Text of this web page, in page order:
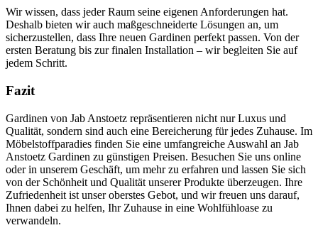
Wir wissen, dass jeder Raum seine eigenen Anforderungen hat.
Deshalb bieten wir auch maßgeschneiderte Lösungen an, um
sicherzustellen, dass Ihre neuen Gardinen perfekt passen. Von der
ersten Beratung bis zur finalen Installation – wir begleiten Sie auf
jedem Schritt.
Fazit
Gardinen von Jab Anstoetz repräsentieren nicht nur Luxus und
Qualität, sondern sind auch eine Bereicherung für jedes Zuhause. Im
Möbelstoffparadies finden Sie eine umfangreiche Auswahl an Jab
Anstoetz Gardinen zu günstigen Preisen. Besuchen Sie uns online
oder in unserem Geschäft, um mehr zu erfahren und lassen Sie sich
von der Schönheit und Qualität unserer Produkte überzeugen. Ihre
Zufriedenheit ist unser oberstes Gebot, und wir freuen uns darauf,
Ihnen dabei zu helfen, Ihr Zuhause in eine Wohlfühloase zu
verwandeln.